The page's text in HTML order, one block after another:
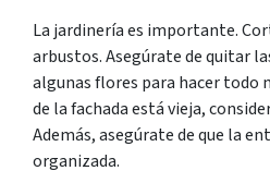
La jardinería es importante.
arbustos. Asegúrate de quitar
algunas flores para hacer todo
de la fachada está vieja,
Además, asegúrate de que la
organizada.